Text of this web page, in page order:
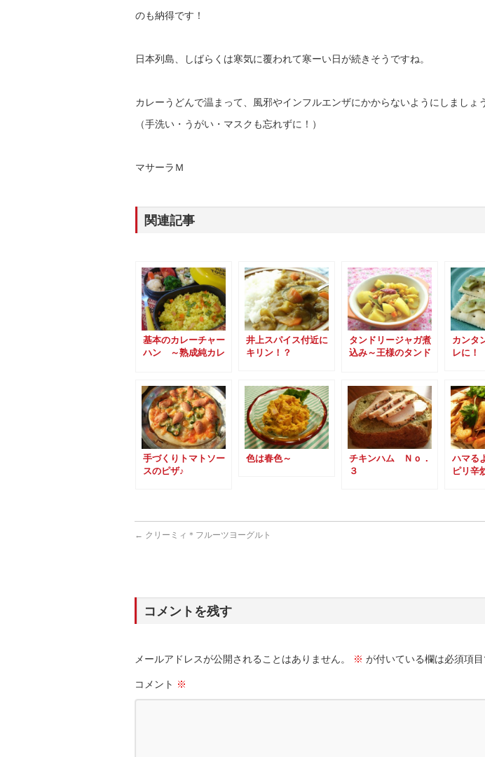
のも納得です！
日本列島、しばらくは寒気に覆われて寒ーい日が続きそうですね。
カレーうどんで温まって、風邪やインフルエンザにかからないようにしましょ
（手洗い・うがい・マスクも忘れずに！）
マサーラＭ
関連記事
基本のカレーチャー
ハン ～熟成純カレ
井上スパイス付近に
キリン！？
タンドリージャガ煮
込み～王様のタンド
カンタ
レに！
手づくりトマトソー
スのピザ♪
色は春色～
チキンハム Ｎｏ．
３
ハマる
ピリ辛
← クリーミィ＊フルーツヨーグルト
コメントを残す
メールアドレスが公開されることはありません。 ※ が付いている欄は必須項
コメント ※